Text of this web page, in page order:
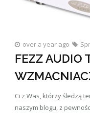
over a year ago
FEZZ AUDIO
Ci z Was, którzy śledzą
naszym blogu, z